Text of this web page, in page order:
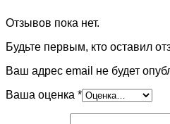
Отзывов пока нет.
Будьте первым, кто оставил
Ваш адрес email не будет
Ваша оценка *